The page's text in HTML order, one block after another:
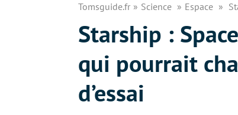
Tomsguide.fr Science Espace
Starship :
qui pourrait
d’essai